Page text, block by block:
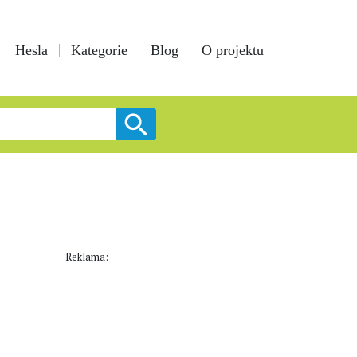
Hesla Kategorie Blog O projektu
Reklama: